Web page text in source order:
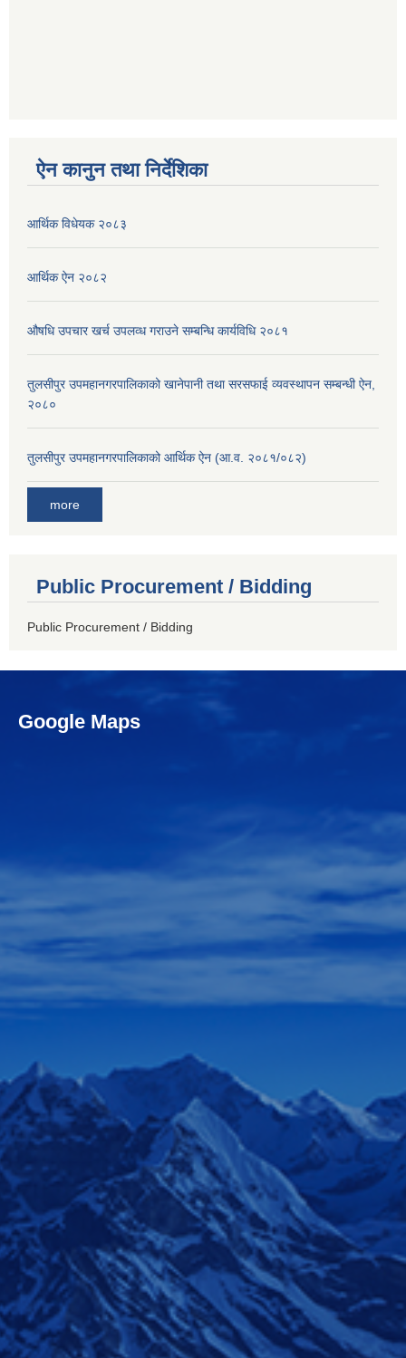
ऐन कानुन तथा निर्देशिका
आर्थिक विधेयक २०८३
आर्थिक ऐन २०८२
औषधि उपचार खर्च उपलव्ध गराउने सम्बन्धि कार्यविधि २०८१
तुलसीपुर उपमहानगरपालिकाको खानेपानी तथा सरसफाई व्यवस्थापन सम्बन्धी ऐन,
२०८०
तुलसीपुर उपमहानगरपालिकाको आर्थिक ऐन (आ.व. २०८१/०८२)
more
Public Procurement / Bidding
Public Procurement / Bidding
Google Maps